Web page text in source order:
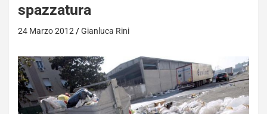
spazzatura
24 Marzo 2012 Gianluca Rini